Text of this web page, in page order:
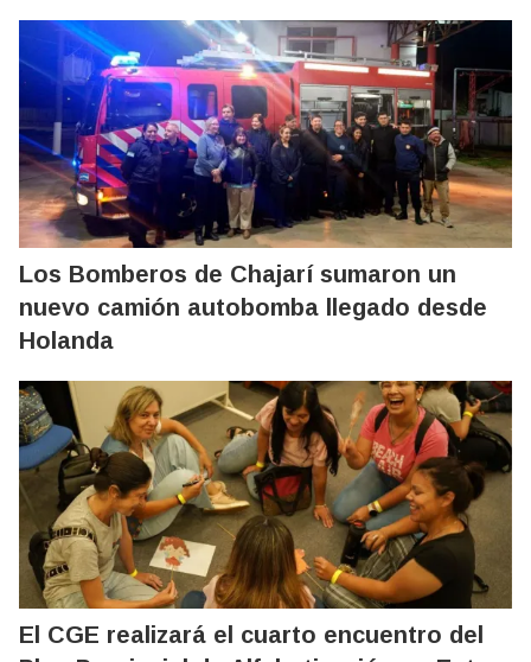
Los Bomberos de Chajarí sumaron un
nuevo camión autobomba llegado desde
Holanda
El CGE realizará el cuarto encuentro del